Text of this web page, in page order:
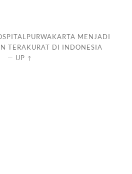
MENJADI
TERAKURAT DI INDONESIA
— UP ↑